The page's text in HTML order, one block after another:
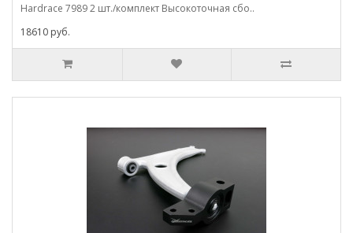
Hardrace 7989 2 шт./комплект Высокоточная сбо..
18610 руб.